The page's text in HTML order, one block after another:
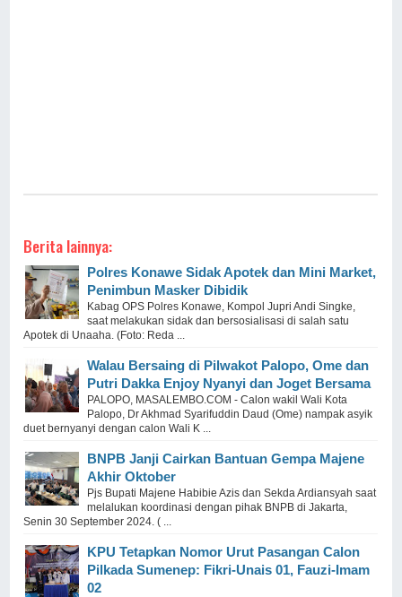
Berita lainnya:
Polres Konawe Sidak Apotek dan Mini Market,
Penimbun Masker Dibidik
Kabag OPS Polres Konawe, Kompol Jupri Andi Singke,
saat melakukan sidak dan bersosialisasi di salah satu
Apotek di Unaaha. (Foto: Reda ...
Walau Bersaing di Pilwakot Palopo, Ome dan
Putri Dakka Enjoy Nyanyi dan Joget Bersama
PALOPO, MASALEMBO.COM - Calon wakil Wali Kota
Palopo, Dr Akhmad Syarifuddin Daud (Ome) nampak asyik
duet bernyanyi dengan calon Wali K ...
BNPB Janji Cairkan Bantuan Gempa Majene
Akhir Oktober
Pjs Bupati Majene Habibie Azis dan Sekda Ardiansyah saat
melalukan koordinasi dengan pihak BNPB di Jakarta,
Senin 30 September 2024. ( ...
KPU Tetapkan Nomor Urut Pasangan Calon
Pilkada Sumenep: Fikri-Unais 01, Fauzi-Imam
02